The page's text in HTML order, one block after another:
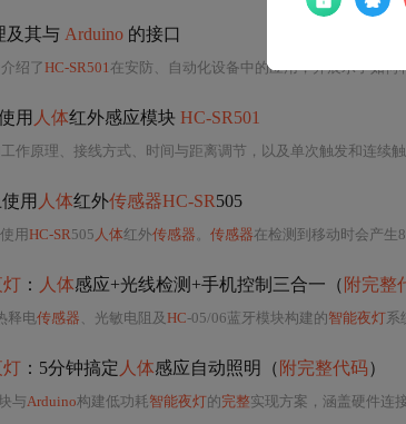
及其与 Arduino 的接口
绍了HC-SR501在安防、自动化设备中的应用，并展示了如何
用 人体红外感应模块 HC-SR501
作原理、接线方式、时间与距离调节，以及单次触发和连续
用 人体红外传感器HC-SR505
用HC-SR505 人体红外传感器。 传感器在检测到移动时会产生8秒的HIGH信
灯 ： 人体感应+光线检测+手机控制三合一（ 附完整
释电传感器 、光敏电阻及 HC-05/06蓝牙模块构建的智能夜灯系
灯 ：5分钟搞定 人体感应自动照明（ 附完整代码）
与Arduino构建低功耗智能夜灯的完整实现方案，涵盖硬件连